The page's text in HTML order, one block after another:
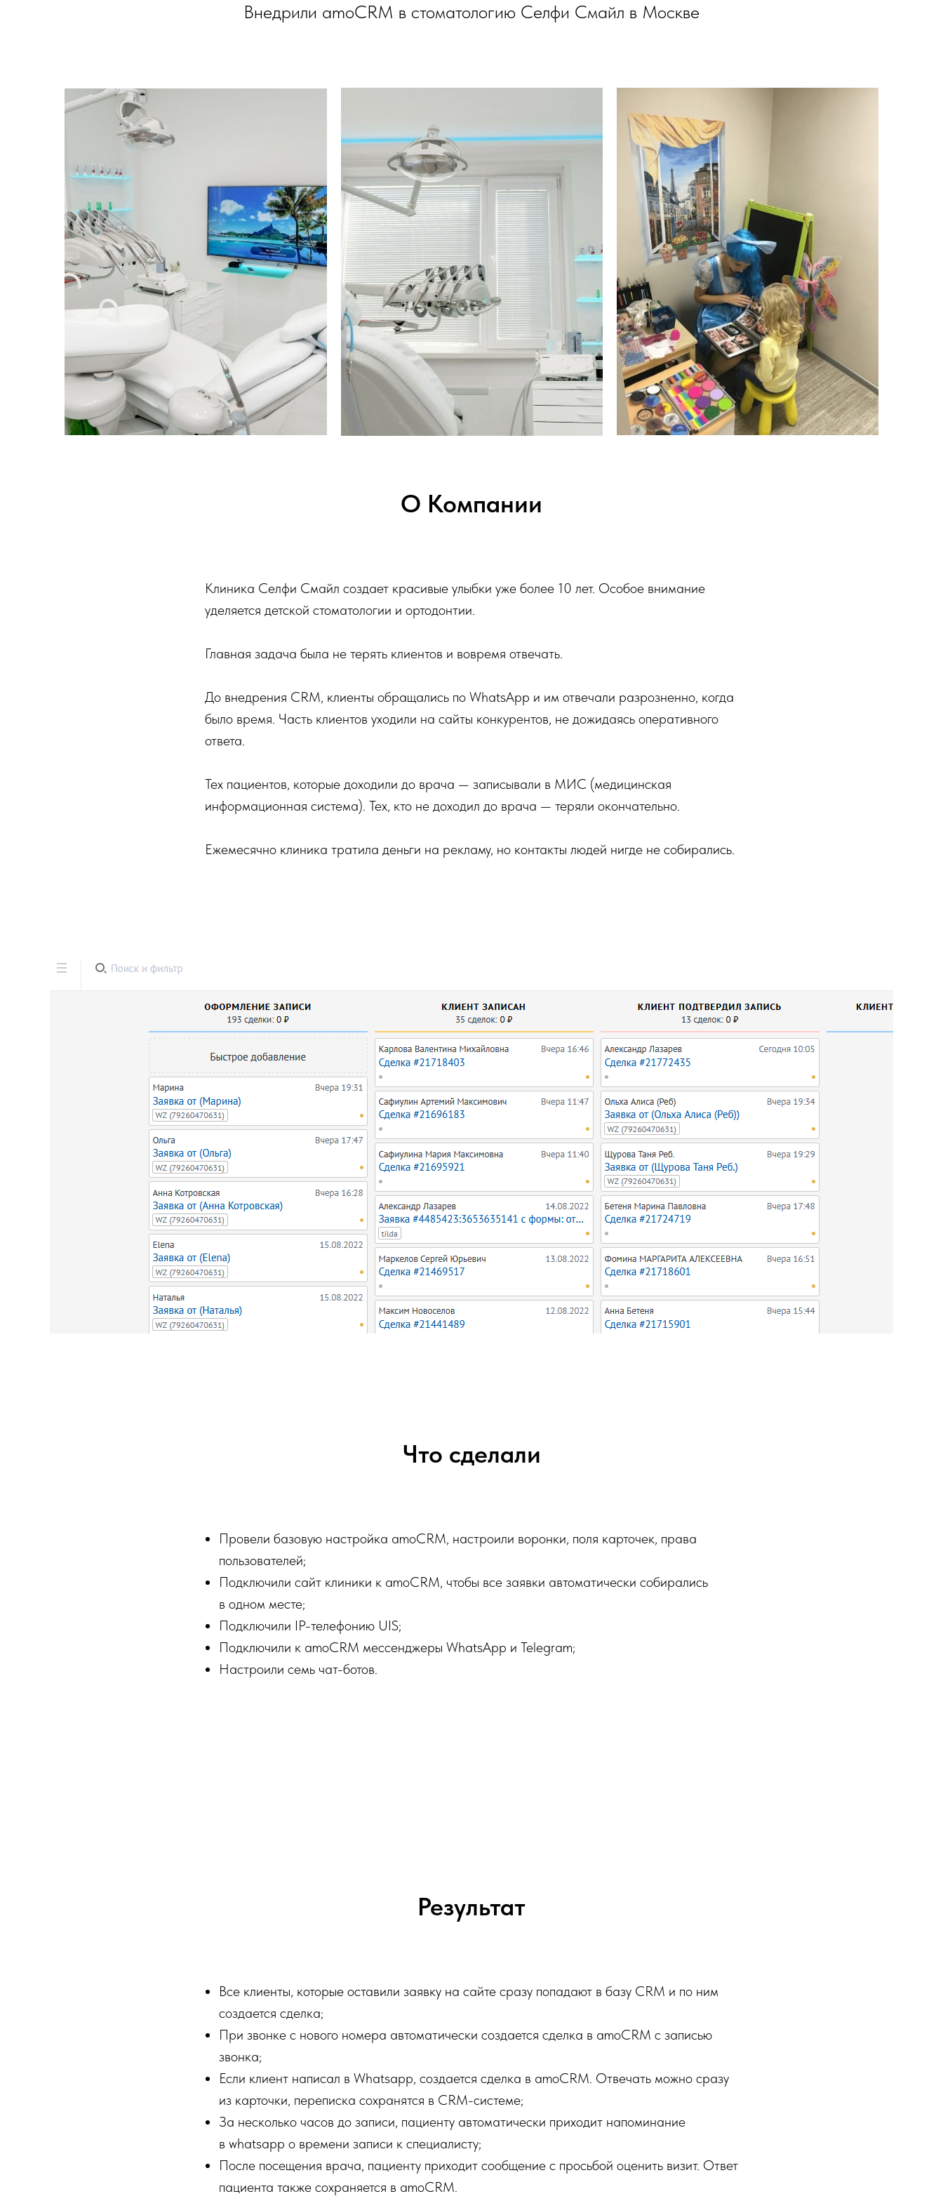
Внедрили amoCRM в стоматологию Селфи Смайл в Москве
О Компании
Клиника Селфи Смайл создает красивые улыбки уже более 10 лет. Особое внимание
уделяется детской стоматологии и ортодонтии.
Главная задача была не терять клиентов и вовремя отвечать.
До внедрения CRM, клиенты обращались по WhatsApp и им отвечали разрозненно, когда
было время. Часть клиентов уходили на сайты конкурентов, не дожидаясь оперативного
ответа.
Тех пациентов, которые доходили до врача — записывали в МИС (медицинская
информационная система). Тех, кто не доходил до врача — теряли окончательно.
Ежемесячно клиника тратила деньги на рекламу, но контакты людей нигде не собирались.
Что сделали
Провели базовую настройка amoCRM, настроили воронки, поля карточек, права
пользователей;
Подключили сайт клиники к amoCRM, чтобы все заявки автоматически собирались
в одном месте;
Подключили IP-телефонию UIS;
Подключили к amoCRM мессенджеры WhatsApp и Telegram;
Настроили семь чат-ботов.
Результат
Все клиенты, которые оставили заявку на сайте сразу попадают в базу CRM и по ним
создается сделка;
При звонке с нового номера автоматически создается сделка в amoCRM с записью
звонка;
Если клиент написал в Whatsapp, создается сделка в amoCRM. Отвечать можно сразу
из карточки, переписка сохранятся в CRM-системе;
За несколько часов до записи, пациенту автоматически приходит напоминание
в whatsapp о времени записи к специалисту;
После посещения врача, пациенту приходит сообщение с просьбой оценить визит. Ответ
пациента также сохраняется в amoCRM.